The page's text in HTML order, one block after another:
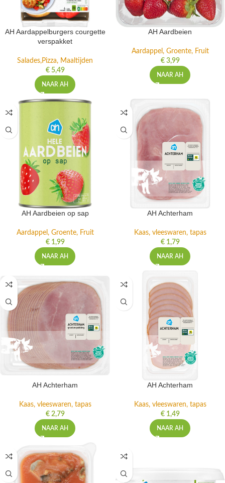
AH Aardappelburgers courgette
verspakket
Salades,Pizza, Maaltijden
€5,49
NAAR AH
AH Aardbeien
Aardappel, Groente, Fruit
€3,99
NAAR AH
AH Aardbeien op sap
Aardappel, Groente, Fruit
€1,99
NAAR AH
AH Achterham
Kaas, vleeswaren, tapas
€1,79
NAAR AH
AH Achterham
Kaas, vleeswaren, tapas
€2,79
NAAR AH
AH Achterham
Kaas, vleeswaren, tapas
€1,49
NAAR AH